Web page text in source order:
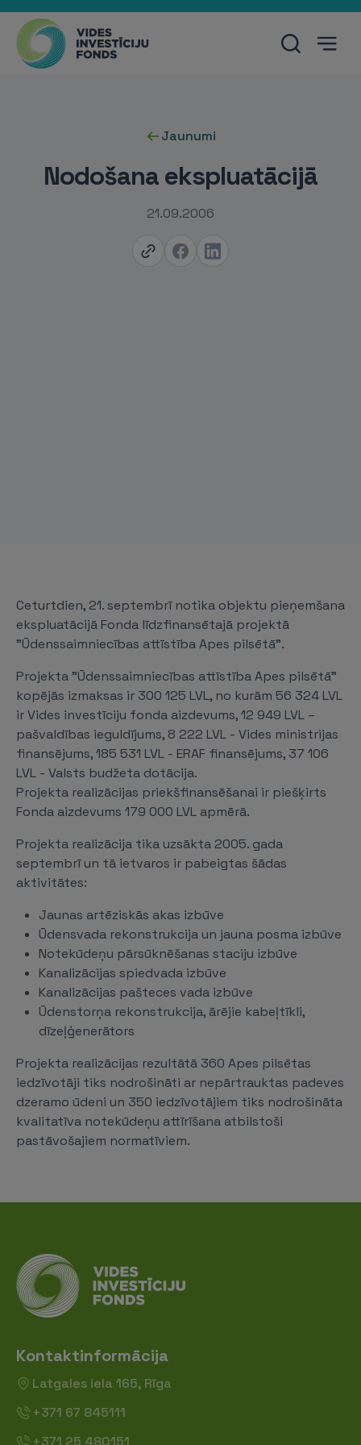
Jaunumi
Nodošana ekspluatācijā
21.09.2006
Ceturtdien, 21. septembrī notika objektu pieņemšana
ekspluatācijā Fonda līdzfinansētajā projektā
"Ūdenssaimniecības attīstība Apes pilsētā".
Projekta "Ūdenssaimniecības attīstība Apes pilsētā"
kopējās izmaksas ir 300 125 LVL, no kurām 56 324 LVL
ir Vides investīciju fonda aizdevums, 12 949 LVL –
pašvaldības ieguldījums, 8 222 LVL - Vides ministrijas
finansējums, 185 531 LVL - ERAF finansējums, 37 106
LVL - Valsts budžeta dotācija.
Projekta realizācijas priekšfinansēšanai ir piešķirts
Fonda aizdevums 179 000 LVL apmērā.
Projekta realizācija tika uzsākta 2005. gada
septembrī un tā ietvaros ir pabeigtas šādas
aktivitātes:
Jaunas artēziskās akas izbūve
Ūdensvada rekonstrukcija un jauna posma izbūve
Notekūdeņu pārsūknēšanas staciju izbūve
Kanalizācijas spiedvada izbūve
Kanalizācijas pašteces vada izbūve
Ūdenstorņa rekonstrukcija, ārējie kabeļtīkli,
dīzeļģenerātors
Projekta realizācijas rezultātā 360 Apes pilsētas
iedzīvotāji tiks nodrošināti ar nepārtrauktas padeves
dzeramo ūdeni un 350 iedzīvotājiem tiks nodrošināta
kvalitatīva notekūdeņu attīrīšana atbilstoši
pastāvošajiem normatīviem.
Kontaktinformācija
Latgales iela 165, Rīga
+371 67 845111
+371 25 480151